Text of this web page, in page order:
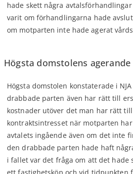
hade skett några
varit om förhandlingarna hade
om motparten inte hade agerat
Högsta domstolens
Högsta domstolen konstaterade i
drabbade parten även har rätt till
kostnader utöver det man har rätt
kontraktsintresset när motparten
avtalets ingående även om det inte
den drabbade parten hade haft
i fallet var det fråga om att det hade